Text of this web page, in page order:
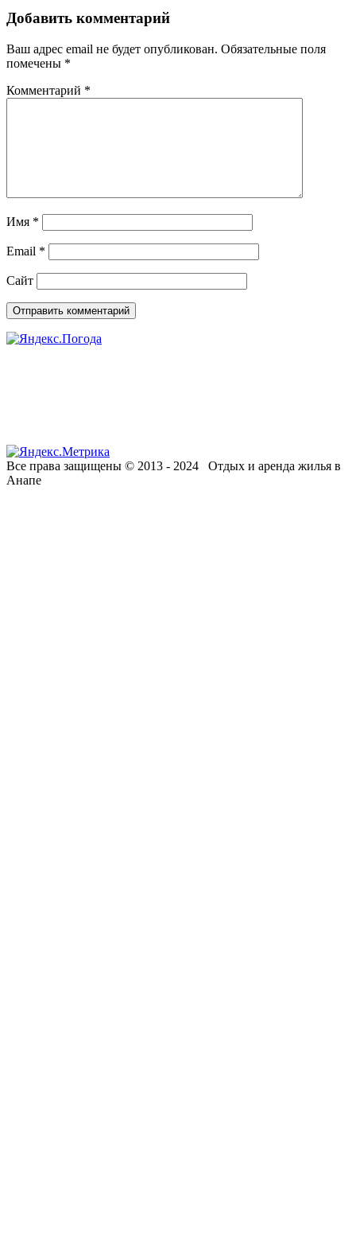
Добавить комментарий
Ваш адрес email не будет опубликован. Обязательные поля
помечены *
Комментарий *
Имя *
Email *
Сайт
Все права защищены © 2013 - 2024 Отдых и аренда жилья в
Анапе